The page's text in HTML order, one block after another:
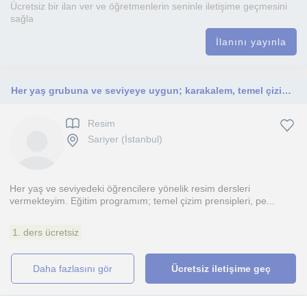
Ücretsiz bir ilan ver ve öğretmenlerin seninle iletişime geçmesini
sağla
İlanını yayınla
Her yaş grubuna ve seviyeye uygun; karakalem, temel çizim teknikleri ve güzel sanatlara hazırlık resim dersleri
Resim
Sariyer (İstanbul)
Her yaş ve seviyedeki öğrencilere yönelik resim dersleri
vermekteyim. Eğitim programım; temel çizim prensipleri, pe...
1. ders ücretsiz
daha fazlasını gör Ücretsiz iletişime geç